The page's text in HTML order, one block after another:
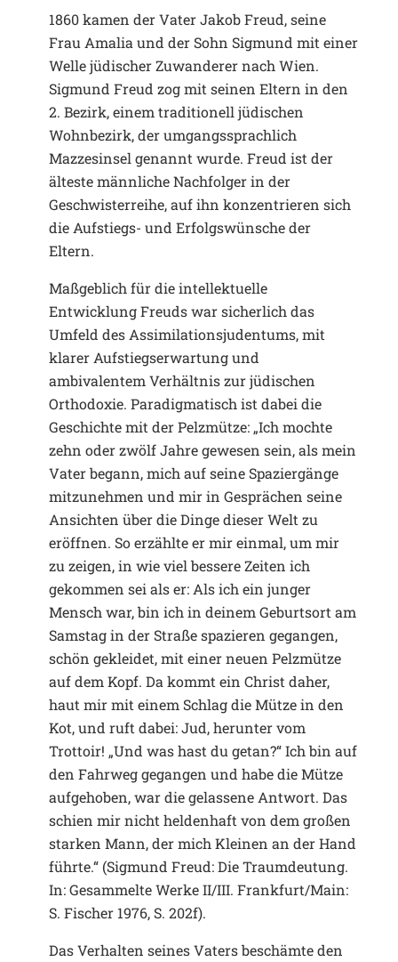
1860 kamen der Vater Jakob Freud, seine
Frau Amalia und der Sohn Sigmund mit einer
Welle jüdischer Zuwanderer nach Wien.
Sigmund Freud zog mit seinen Eltern in den
2. Bezirk, einem traditionell jüdischen
Wohnbezirk, der umgangssprachlich
Mazzesinsel genannt wurde. Freud ist der
älteste männliche Nachfolger in der
Geschwisterreihe, auf ihn konzentrieren sich
die Aufstiegs- und Erfolgswünsche der
Eltern.
Maßgeblich für die intellektuelle
Entwicklung Freuds war sicherlich das
Umfeld des Assimilationsjudentums, mit
klarer Aufstiegserwartung und
ambivalentem Verhältnis zur jüdischen
Orthodoxie. Paradigmatisch ist dabei die
Geschichte mit der Pelzmütze: „Ich mochte
zehn oder zwölf Jahre gewesen sein, als mein
Vater begann, mich auf seine Spaziergänge
mitzunehmen und mir in Gesprächen seine
Ansichten über die Dinge dieser Welt zu
eröffnen. So erzählte er mir einmal, um mir
zu zeigen, in wie viel bessere Zeiten ich
gekommen sei als er: Als ich ein junger
Mensch war, bin ich in deinem Geburtsort am
Samstag in der Straße spazieren gegangen,
schön gekleidet, mit einer neuen Pelzmütze
auf dem Kopf. Da kommt ein Christ daher,
haut mir mit einem Schlag die Mütze in den
Kot, und ruft dabei: Jud, herunter vom
Trottoir! „Und was hast du getan?“ Ich bin auf
den Fahrweg gegangen und habe die Mütze
aufgehoben, war die gelassene Antwort. Das
schien mir nicht heldenhaft von dem großen
starken Mann, der mich Kleinen an der Hand
führte.“ (Sigmund Freud: Die Traumdeutung.
In: Gesammelte Werke II/III. Frankfurt/Main:
S. Fischer 1976, S. 202f).
Das Verhalten seines Vaters beschämte den